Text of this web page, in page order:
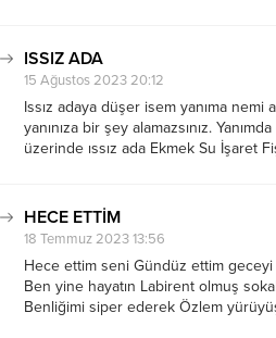
ISSIZ ADA
15 Ağustos 2023 20:12
Issız adaya düşer isem yanıma nemi
yanınıza bir şey alamazsınız.
üzerinde ıssız ada Ekmek Su İşaret
HECE ETTİM
18 Temmuz 2023 13:56
Hece ettim seni Gündüz ettim
Ben yine hayatın Labirent olmuş
Benliğimi siper ederek Özlem